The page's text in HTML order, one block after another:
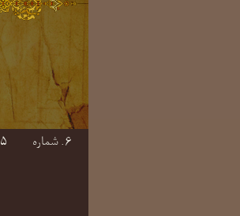
۵. پردازه و بندِ پردازه
۶. شماره